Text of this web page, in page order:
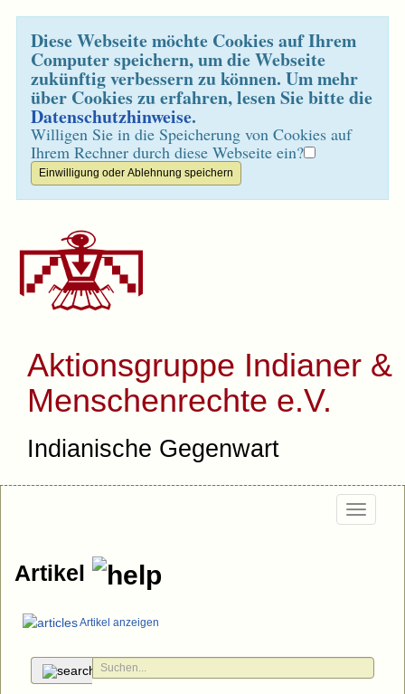
Diese Webseite möchte Cookies auf Ihrem
Computer speichern, um die Webseite
zukünftig verbessern zu können. Um mehr
über Cookies zu erfahren, lesen Sie bitte die
Datenschutzhinweise.
Willigen Sie in die Speicherung von Cookies auf
Ihrem Rechner durch diese Webseite ein?
Aktionsgruppe Indianer &
Menschenrechte e.V.
Indianische Gegenwart
Artikel
Artikel anzeigen